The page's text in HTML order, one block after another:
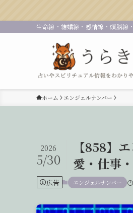
生命線・結婚線・感情線・頭脳線
ホーム エンジェルナンバー
【858】
愛・仕事
2026
5/30
広告 エンジェルナンバー